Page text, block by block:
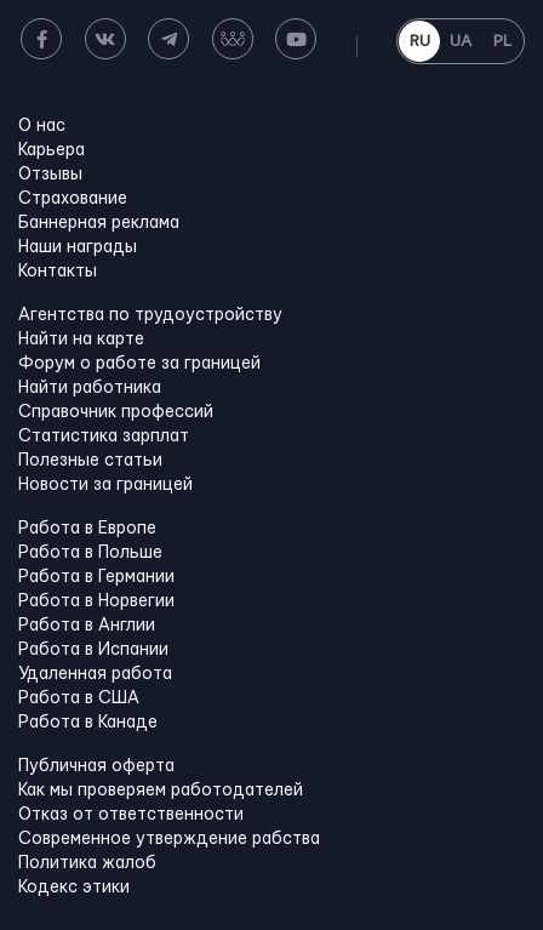
RU UA PL
О нас
Карьера
Отзывы
Страхование
Баннерная реклама
Наши награды
Контакты
Агентства по трудоустройству
Найти на карте
Форум о работе за границей
Найти работника
Справочник профессий
Статистика зарплат
Полезные статьи
Новости за границей
Работа в Европе
Работа в Польше
Работа в Германии
Работа в Норвегии
Работа в Англии
Работа в Испании
Удаленная работа
Работа в США
Работа в Канадe
Публичная оферта
Как мы проверяем работодателей
Отказ от ответственности
Современное утверждение рабства
Политика жалоб
Кодекс этики